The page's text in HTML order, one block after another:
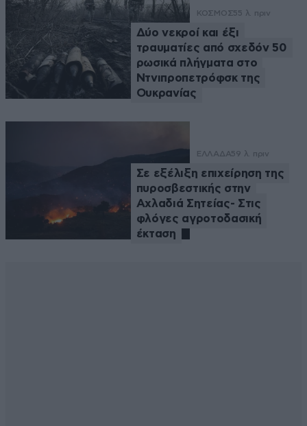
ΚΟΣΜΟΣ55 λ. πριν
Δύο νεκροί και έξι
τραυματίες από σχεδόν 50
ρωσικά πλήγματα στο
Ντνιπροπετρόφσκ της
Ουκρανίας
ΕΛΛΑΔΑ59 λ. πριν
Σε εξέλιξη επιχείρηση της
πυροσβεστικής στην
Αχλαδιά Σητείας- Στις
φλόγες αγροτοδασική
έκταση